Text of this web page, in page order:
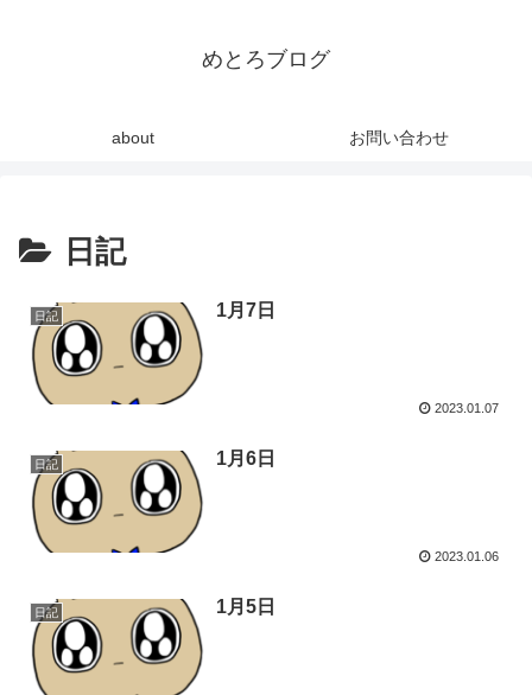
めとろブログ
about お問い合わせ
日記
日記 1月7日
2023.01.07
日記 1月6日
2023.01.06
日記 1月5日